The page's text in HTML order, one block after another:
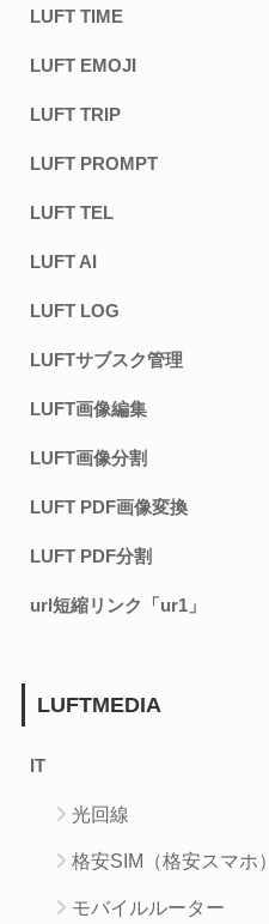
LUFT TIME
LUFT EMOJI
LUFT TRIP
LUFT PROMPT
LUFT TEL
LUFT AI
LUFT LOG
LUFTサブスク管理
LUFT画像編集
LUFT画像分割
LUFT PDF画像変換
LUFT PDF分割
url短縮リンク「ur1」
LUFTMEDIA
IT
光回線
格安SIM（格安スマホ）
モバイルルーター